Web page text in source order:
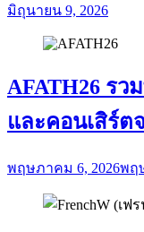
มิถุนายน 9, 2026
AFATH26 รว
และคอนเสิร์
พฤษภาคม 6, 2026พฤ